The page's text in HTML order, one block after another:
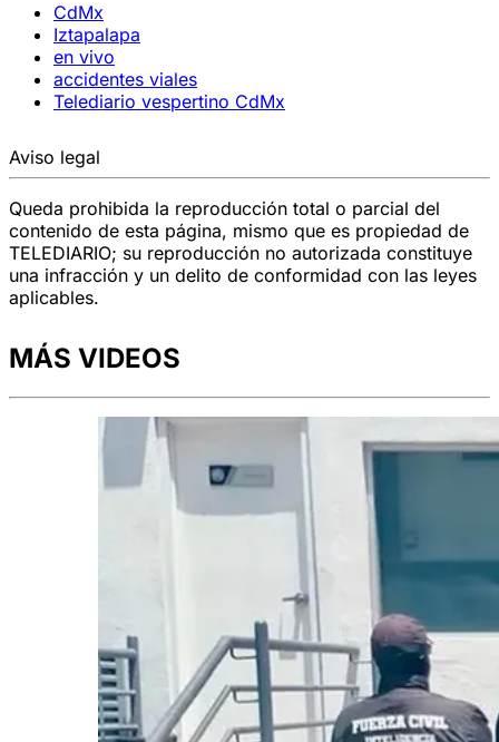
CdMx
Iztapalapa
en vivo
accidentes viales
Telediario vespertino CdMx
Aviso legal
Queda prohibida la reproducción total o parcial del
contenido de esta página, mismo que es propiedad de
TELEDIARIO; su reproducción no autorizada constituye
una infracción y un delito de conformidad con las leyes
aplicables.
MÁS VIDEOS